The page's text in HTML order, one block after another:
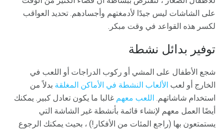
على الشاشات ليس جيدًا لأدمغتهم وأجسادهم. تحديد العواقب
لكسر هذه القواعد في وقت مبكر.
توفير بدائل نشطة
شجع الأطفال على المشي أو ركوب الدراجات أو اللعب في
الخارج أو لعب الألعاب النشطة في الأماكن المغلقة بدلاً من
استخدام شاشاتهم. اللعب معهم غالبا ما يكون تعادل كبير. يمكنك
أيضًا العمل معهم لإنشاء قائمة بأنشطة غير الشاشة التي
يستمتعون بها (راجع المئات من الأفكار!) ، بحيث يمكنك الرجوع